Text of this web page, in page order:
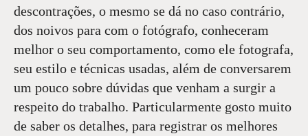
descontrações, o mesmo se dá no caso contrário,
dos noivos para com o fotógrafo, conheceram
melhor o seu comportamento, como ele fotografa,
seu estilo e técnicas usadas, além de conversarem
um pouco sobre dúvidas que venham a surgir a
respeito do trabalho. Particularmente gosto muito
de saber os detalhes, para registrar os melhores